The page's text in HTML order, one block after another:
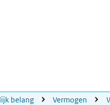
belang Vermogen